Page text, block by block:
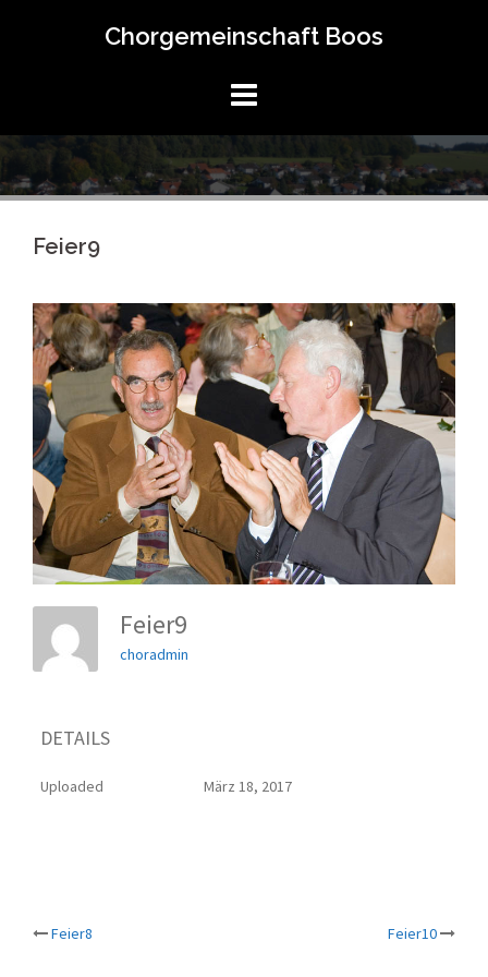
Chorgemeinschaft Boos
Feier9
Feier9
choradmin
DETAILS
Uploaded März 18, 2017
Beitrags-
Feier8 Feier10